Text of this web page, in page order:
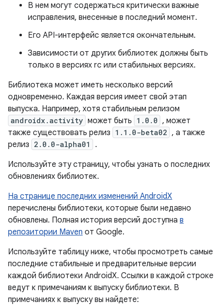
В нем могут содержаться критически важные
исправления, внесенные в последний момент.
Его API-интерфейс является окончательным.
Зависимости от других библиотек должны быть
только в версиях rc или стабильных версиях.
Библиотека может иметь несколько версий
одновременно. Каждая версия имеет свой этап
выпуска. Например, хотя стабильным релизом
androidx.activity может быть 1.0.0 , может
также существовать релиз 1.1.0-beta02 , а также
релиз 2.0.0-alpha01
.
Используйте эту страницу, чтобы узнать о последних
обновлениях библиотек.
На странице последних изменений AndroidX
перечислены библиотеки, которые были недавно
обновлены. Полная история версий доступна в
репозитории Maven от Google.
Используйте таблицу ниже, чтобы просмотреть самые
последние стабильные и предварительные версии
каждой библиотеки AndroidX. Ссылки в каждой строке
ведут к примечаниям к выпуску библиотеки. В
примечаниях к выпуску вы найдете: